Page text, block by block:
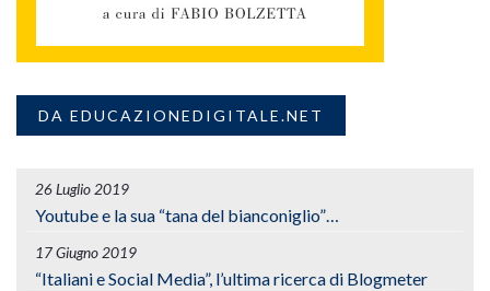
DA EDUCAZIONEDIGITALE.NET
26 Luglio 2019
Youtube e la sua “tana del bianconiglio”…
17 Giugno 2019
“Italiani e Social Media”, l’ultima ricerca di Blogmeter